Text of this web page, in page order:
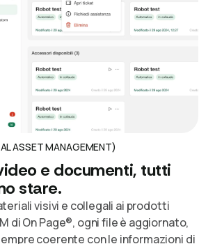
ASSET MANAGEMENT)
e documenti, tutti
stare.
visivi e collegali ai prodotti
di On Page®, ogni file è aggiornato,
coerente con le informazioni di